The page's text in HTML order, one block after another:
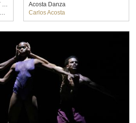
EL NACIMIENTO DEL REY SOL. SébastienDaucé (2022)
Acosta Danza
Carlos Acosta